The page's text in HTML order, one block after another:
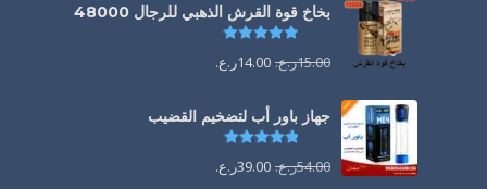
بخاخ قوة القرش الذهبي للرجال 48000
تم التقييم
15.00ر.ع. 14.00ر.ع.
جهاز باور أب لتضخيم القضيب
تم التقييم
54.00ر.ع. 39.00ر.ع.